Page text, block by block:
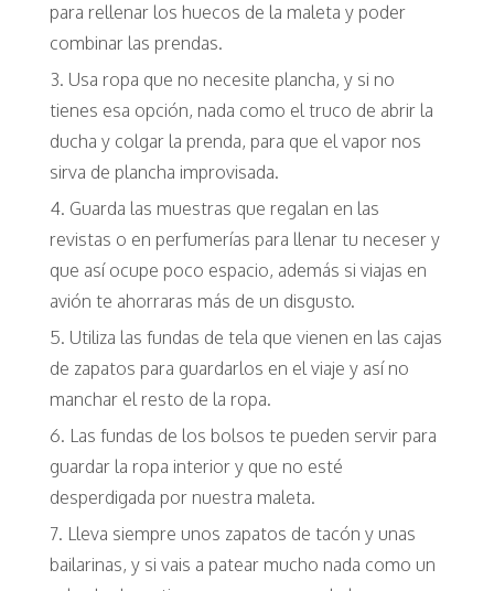
para rellenar los huecos de la maleta y poder
combinar las prendas.
Usa ropa que no necesite plancha, y si no
tienes esa opción, nada como el truco de abrir la
ducha y colgar la prenda, para que el vapor nos
sirva de plancha improvisada.
Guarda las muestras que regalan en las
revistas o en perfumerías para llenar tu neceser y
que así ocupe poco espacio, además si viajas en
avión te ahorraras más de un disgusto.
Utiliza las fundas de tela que vienen en las cajas
de zapatos para guardarlos en el viaje y así no
manchar el resto de la ropa.
Las fundas de los bolsos te pueden servir para
guardar la ropa interior y que no esté
desperdigada por nuestra maleta.
Lleva siempre unos zapatos de tacón y unas
bailarinas, y si vais a patear mucho nada como un